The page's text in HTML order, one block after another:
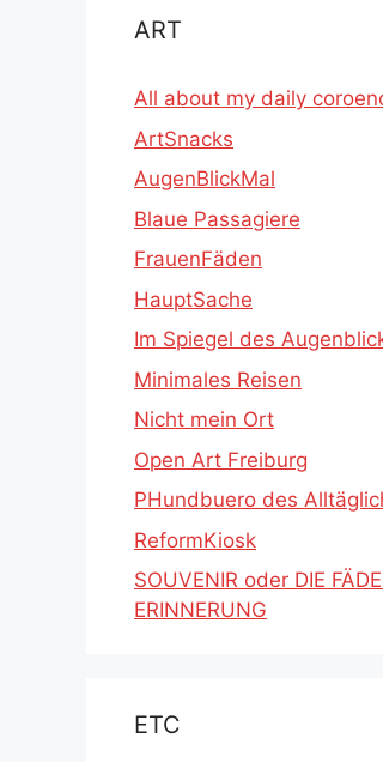
ART
All about my daily
ArtSnacks
AugenBlickMal
Blaue Passagiere
FrauenFäden
HauptSache
Im Spiegel des
Minimales Reisen
Nicht mein Ort
Open Art Freiburg
PHundbuero des
ReformKiosk
SOUVENIR oder DIE
ERINNERUNG
ETC